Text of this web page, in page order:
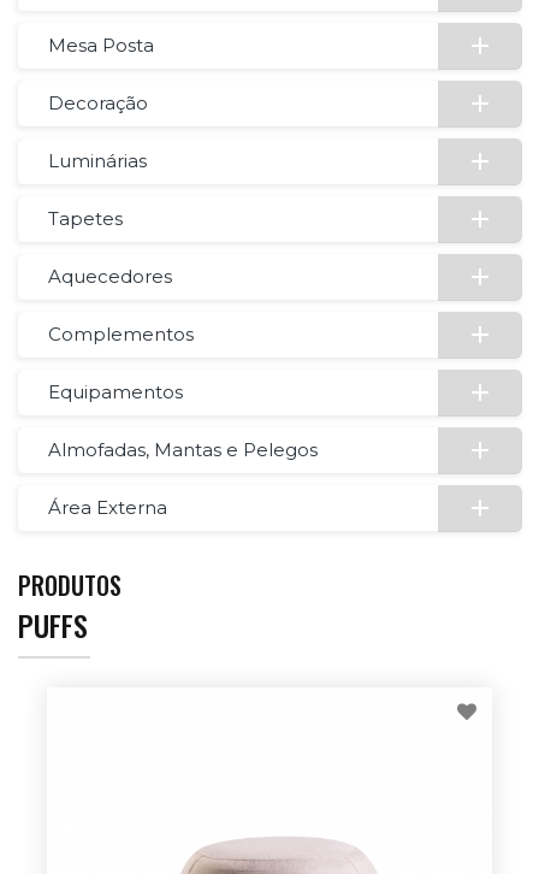
Mesa Posta
Decoração
Luminárias
Tapetes
Aquecedores
Complementos
Equipamentos
Almofadas, Mantas e Pelegos
Área Externa
PRODUTOS
PUFFS